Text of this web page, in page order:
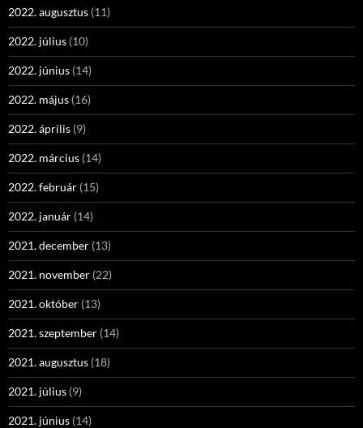
2022. augusztus (11)
2022. július (10)
2022. június (14)
2022. május (16)
2022. április (9)
2022. március (14)
2022. február (15)
2022. január (14)
2021. december (13)
2021. november (22)
2021. október (13)
2021. szeptember (14)
2021. augusztus (18)
2021. július (9)
2021. június (14)